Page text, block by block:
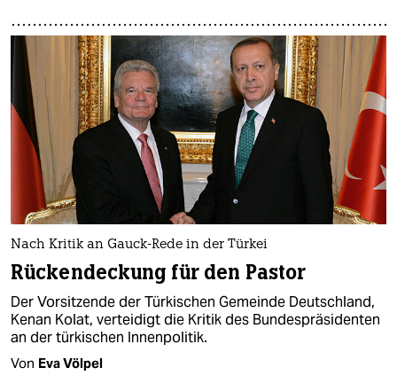
Nach Kritik an Gauck-Rede in der Türkei
Rückendeckung für den Pastor
Der Vorsitzende der Türkischen Gemeinde Deutschland,
Kenan Kolat, verteidigt die Kritik des Bundespräsidenten
an der türkischen Innenpolitik.
Von Eva Völpel